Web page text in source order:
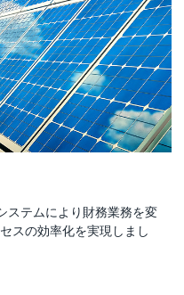
テムにより財務業務を変
スの効率化を実現しまし